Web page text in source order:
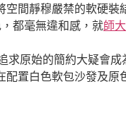
間靜穆嚴禁的軟硬裝
都毫無違和感，就師
求原始的簡約大疑會
置白色軟包沙發及原